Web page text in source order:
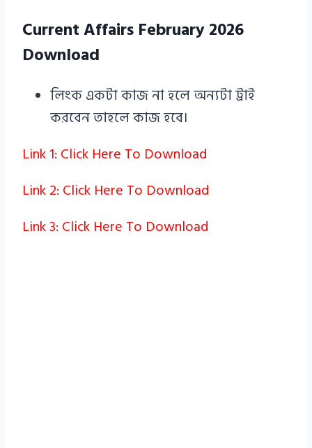
Current Affairs February 2026
Download
লিংক একটা কাজ না হলে অন্যটা ট্রাই
করবেন তাহলে কাজ হবে।
Link 1: Click Here To Download
Link 2: Click Here To Download
Link 3: Click Here To Download